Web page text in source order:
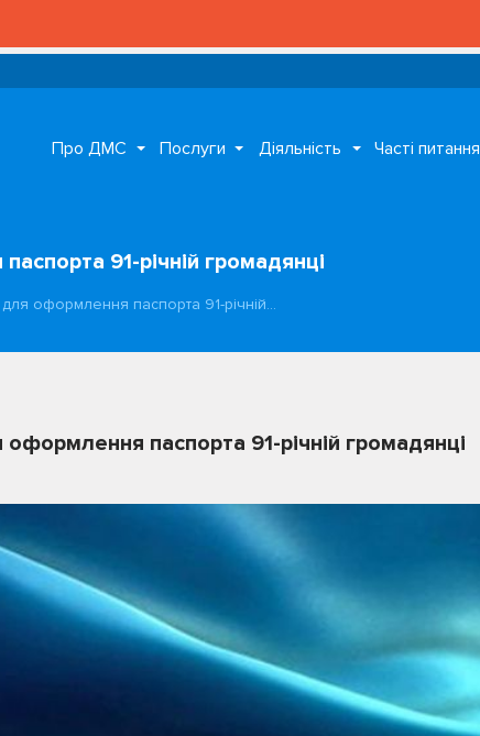
Про ДМС Послуги Діяльність Часті питання
91-річній громадянці
оформлення паспорта 91-річній…
паспорта 91-річній громадянці